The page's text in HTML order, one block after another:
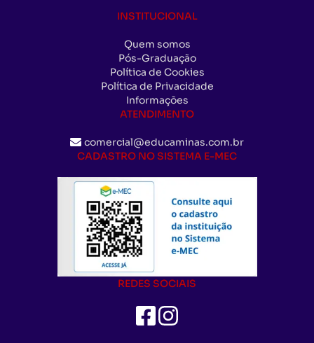
INSTITUCIONAL
Quem somos
Pós-Graduação
Política de Cookies
Política de Privacidade
Informações
ATENDIMENTO
comercial@educaminas.com.br
CADASTRO NO SISTEMA E-MEC
REDES SOCIAIS